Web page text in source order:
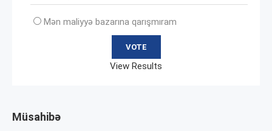
Mən maliyyə bazarına qarışmıram
View Results
Müsahibə